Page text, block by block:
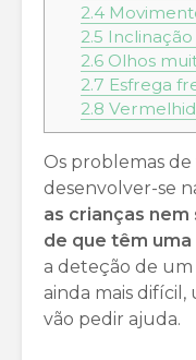
2.4
2.5
2.6Olhos
2.7 Esfrega
2.8
Os problemas de
desenvolver-se
as crianças
de que têm
a deteção de
ainda mais
vão pedir ajuda.